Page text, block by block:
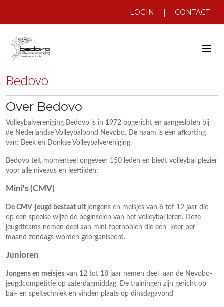
CONTACT
|
LOGIN
Bedovo
Over Bedovo
Volleybalvereniging Bedovo is in 1972 opgericht en aangesloten bij
de Nederlandse Volleybalbond Nevobo. De naam is een afkorting
van: Beek en Donkse Volleybalvereniging.
Bedovo telt momenteel ongeveer 150 leden en biedt volleybal plezier
voor alle niveaus en leeftijden:
Mini's (CMV)
De CMV-jeugd bestaat uit jongens en meisjes van 6 tot 12 jaar die
op een speelse wijze de beginselen van het volleybal leren. Deze
jeugdteams nemen deel aan mini-toernooien die een keer per
maand zondags worden georganiseerd.
Junioren
Jongens en meisjes van 12 tot 18 jaar nemen deel aan de Nevobo-
jeugdcompetitie op zaterdagmiddag. De trainingen zijn gericht op
bal- en speltechniek en vinden plaats op dinsdagavond